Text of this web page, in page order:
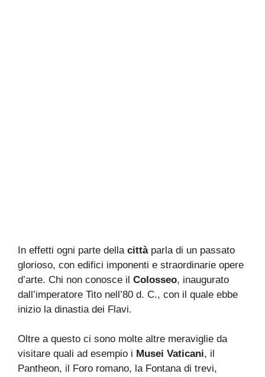
In effetti ogni parte della cittàparla di un passato
glorioso, con edifici imponenti e straordinarie opere
d’arte. Chi non conosce il Colosseo, inaugurato
dall’imperatore Tito nell’80 d. C., con il quale ebbe
inizio la dinastia dei Flavi.
Oltre a questo ci sono molte altre meraviglie da
visitare quali ad esempio i Musei Vaticani, il
Pantheon, il Foro romano, la Fontana di trevi,